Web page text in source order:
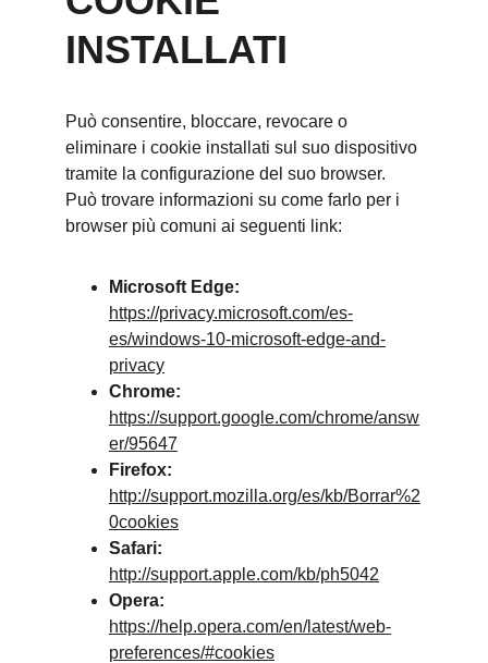
INSTALLATI
Può consentire, bloccare, revocare o
eliminare i cookie installati sul suo dispositivo
tramite la configurazione del suo browser.
Può trovare informazioni su come farlo per i
browser più comuni ai seguenti link:
Microsoft Edge:
https://privacy.microsoft.com/es-
es/windows-10-microsoft-edge-and-
privacy
Chrome:
https://support.google.com/chrome/answ
er/95647
Firefox:
http://support.mozilla.org/es/kb/Borrar%2
0cookies
Safari:
http://support.apple.com/kb/ph5042
Opera:
https://help.opera.com/en/latest/web-
preferences/#cookies